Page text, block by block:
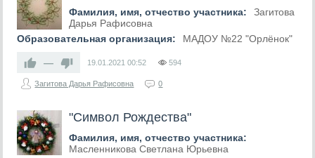
Фамилия, имя, отчество участника:
Загитова
Дарья Рафисовна
Образовательная организация:
МАДОУ №22 "Орлёнок"
— 19.01.2021 00:52 594
Загитова Дарья Рафисовна 0
"Символ Рождества"
Фамилия, имя, отчество участника:
Масленникова Светлана Юрьевна